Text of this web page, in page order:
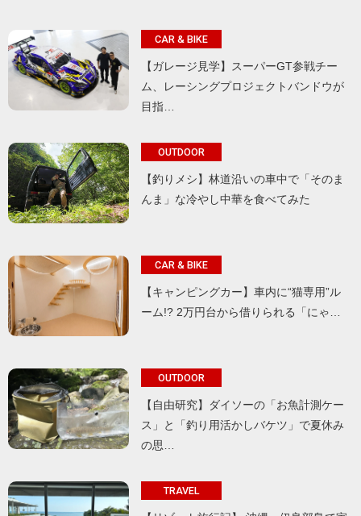
CAR & BIKE
【ガレージ見学】スーパーGT参戦チー
ム、レーシングプロジェクトバンドウが
目指…
OUTDOOR
【釣りメシ】林道沿いの車中で「そのま
んま」な冷やし中華を食べてみた
CAR & BIKE
【キャンピングカー】車内に“猫専用”ル
ーム!? 2万円台から借りられる「にゃ…
OUTDOOR
【自由研究】ダイソーの「お魚計測ケー
ス」と「釣り用活かしバケツ」で夏休み
の思…
TRAVEL